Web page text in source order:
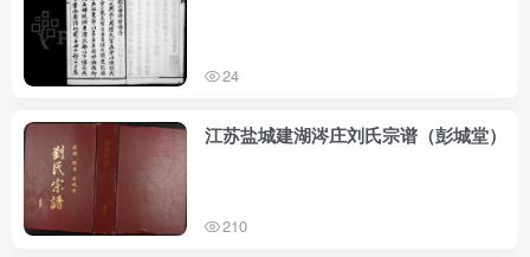
24
江苏盐城建湖涔庄刘氏宗谱（彭城堂）
210